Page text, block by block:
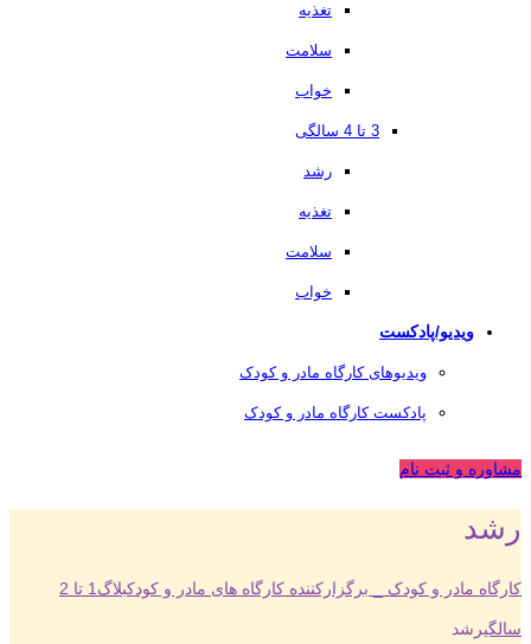
تغذیه
سلامت
خواب
3 تا 4 سالگی
رشد
تغذیه
سلامت
خواب
ویدیو/پادکست
ویدیوهای کارگاه مادر و کودک
پادکست کارگاه مادر و کودک
مشاوره و ثبت نام
رشد
کارگاه مادر و کودک _ برگزارکننده کارگاه های مادر و کودکبلاگ 1 تا 2
سالگیرشد